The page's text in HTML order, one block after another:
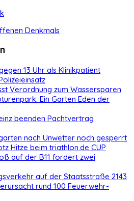
13 Uhr als Klinikpatient
Verordnung zum Wassersparen
Ein Garten Eden der
beenden Pachtvertrag
nach Unwetter noch gesperrt
Hitze beim triathlon.de CUP
auf der B11 fordert zwei
auf der Staatsstraße 2143
rund 100 Feuerwehr-